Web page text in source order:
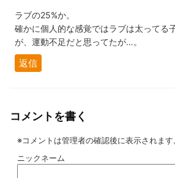
ラブの25%か。
確かに個人的な感覚ではラブは太ってる
が、運動不足だと思ってたが…。
返信
コメントを書く
※コメントは管理者の確認後に表示されます
ニックネーム